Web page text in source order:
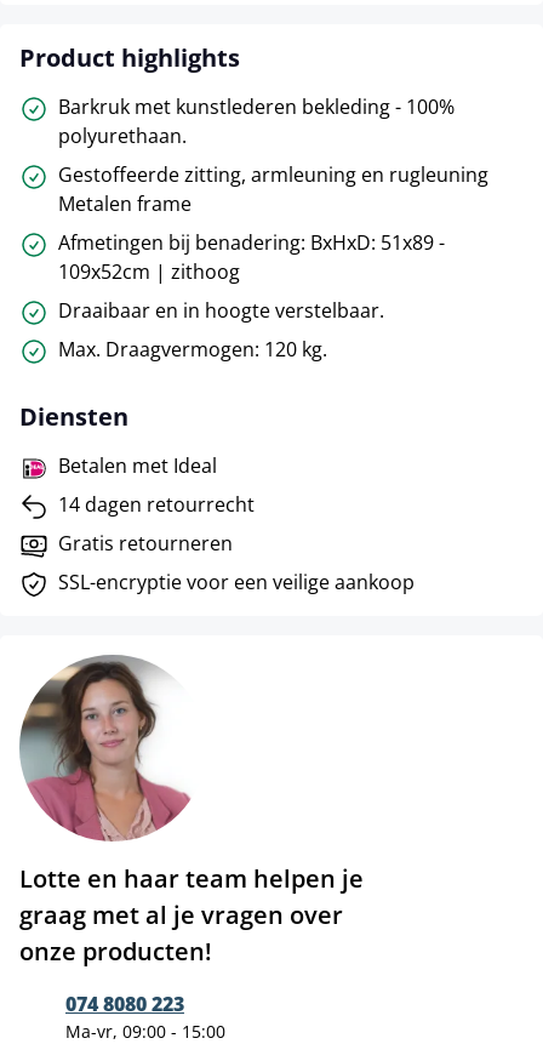
Product highlights
Barkruk met kunstlederen bekleding - 100%
polyurethaan.
Gestoffeerde zitting, armleuning en rugleuning
Metalen frame
Afmetingen bij benadering: BxHxD: 51x89 -
109x52cm | zithoog
Draaibaar en in hoogte verstelbaar.
Max. Draagvermogen: 120 kg.
Diensten
Betalen met Ideal
14 dagen retourrecht
Gratis retourneren
SSL-encryptie voor een veilige aankoop
Lotte en haar team helpen je
graag met al je vragen over
onze producten!
074 8080 223
Ma-vr, 09:00 - 15:00